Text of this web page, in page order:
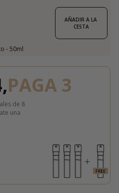
- 50ml
AÑADIR A LA
CESTA
PAGA 3
de 8
una